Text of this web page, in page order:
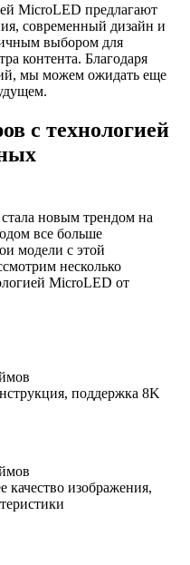
MicroLED предлагают
современный дизайн и
выбором для
контента. Благодаря
мы можем ожидать еще
с технологией
новым трендом на
все больше
модели с этой
несколько
MicroLED от
поддержка 8K
качество изображения,